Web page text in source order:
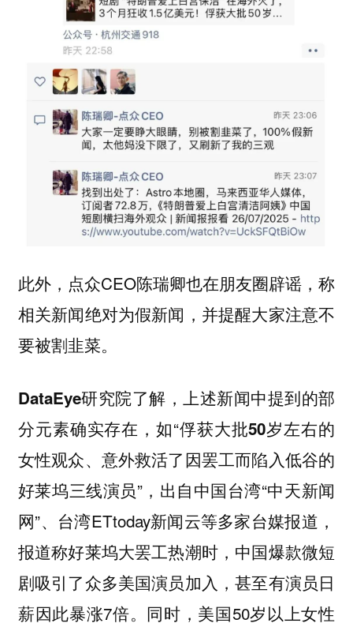
此外，点众CEO陈瑞卿也在朋友圈辟谣，称
相关新闻绝对为假新闻，并提醒大家注意不
要被割韭菜。
DataEye研究院了解，上述新闻中提到的部
分元素确实存在，如“俘获大批50岁左右的
女性观众、意外救活了因罢工而陷入低谷的
好莱坞三线演员”，出自中国台湾“中天新闻
网”、台湾ETtoday新闻云等多家台媒报道，
报道称好莱坞大罢工热潮时，中国爆款微短
剧吸引了众多美国演员加入，甚至有演员日
薪因此暴涨7倍。同时，美国50岁以上女性